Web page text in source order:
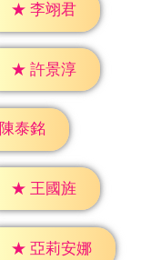
★ 李翊君
★ 許景淳
陳泰銘
★ 王國旌
★ 亞莉安娜